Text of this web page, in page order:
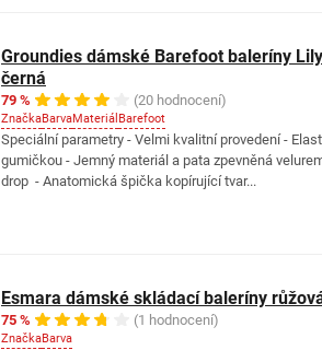
Groundies dámské Barefoot baleríny
černá
79 % (20 hodnocení)
ZnačkaBarvaMateriál Barefoot
Speciální parametry - Velmi kvalitní provedení -
gumičkou - Jemný materiál a pata zpevněná
drop - Anatomická špička kopírující tvar...
Esmara dámské skládací baleríny
75 % (1 hodnocení)
ZnačkaBarva